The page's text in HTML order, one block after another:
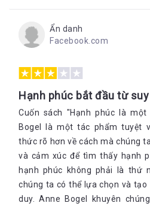
Ẩn danh
Facebook.com
Hạnh phúc bắt đầu từ
Cuốn sách "Hạnh phúc là
Bogel là một tác phẩm tuyệt
thức rõ hơn về cách mà chúng
và cảm xúc để tìm thấy hạnh
hạnh phúc không phải là thứ
chúng ta có thể lựa chọn và
duy. Anne Bogel khuyên